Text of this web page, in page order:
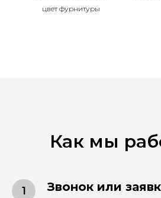
цвет фурнитуры
Как мы
Звонок или